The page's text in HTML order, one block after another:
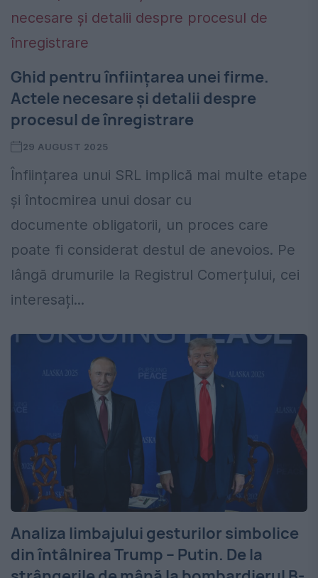
Ghid pentru înființarea unei firme.
Actele necesare și detalii despre
procesul de înregistrare
29 AUGUST 2025
Înființarea unui SRL implică mai multe etape
și întocmirea unui dosar cu
documente obligatorii, un proces care
poate fi considerat destul de anevoios. Pe
lângă drumurile la Registrul Comerțului, cei
interesați...
Analiza limbajului gesturilor simbolice
din întâlnirea Trump – Putin. De la